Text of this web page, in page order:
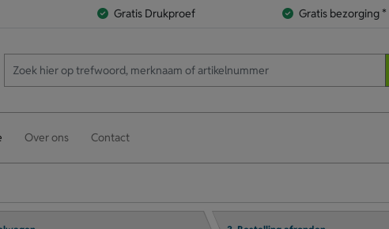
Gratis Drukproef Gratis bezorging *
Over ons Contact